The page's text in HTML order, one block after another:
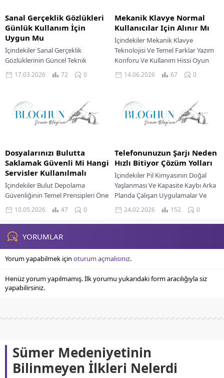
Sanal Gerçeklik Gözlükleri
Günlük Kullanım İçin
Uygun Mu
İçindekiler Sanal Gerçeklik
Gözlüklerinin Güncel Teknik
Kapasitesi Günlük Kullanımda
Sanal Gerçeklik Gözlüklerinin
Gözlüklerinde Kullanıcı Deneyimi
Sanal...
17.03.2026 72 0
Mekanik Klavye Normal
Kullanıcılar Için Alınır Mı
İçindekiler Mekanik Klavye
Teknolojisi Ve Temel Farklar Yazım
Konforu Ve Kullanım Hissi Oyun
Deneyimi İçin İdeal Seçim Maliyet
Etkinliği Analizi...
14.06.2026 67 0
Dosyalarınızı Bulutta
Saklamak Güvenli Mi Hangi
Servisler Kullanılmalı
İçindekiler Bulut Depolama
Güvenliğinin Temel Prensipleri Öne
Çıkan Bulut Depolama Servisleri Ve
Teknik Özellikleri Bulut Depolama
Hizmetlerinde Kullanıcı Deneyimi
Oyun...
10.05.2026 47 0
Telefonunuzun Şarjı Neden
Hızlı Bitiyor Çözüm Yolları
İçindekiler Pil Kimyasının Doğal
Yaşlanması Ve Kapasite Kaybı Arka
Planda Çalışan Uygulamalar Ve
Sistem Kaynakları Ekran Parlaklığı
Ve Kullanım Yoğunluğu...
24.02.2026 152 0
YORUMLAR
Yorum yapabilmek için oturum açmalısınız.
Henüz yorum yapılmamış. İlk yorumu yukarıdaki form aracılığıyla siz
yapabilirsiniz.
Sümer Medeniyetinin
Bilinmeyen İlkleri Nelerdi